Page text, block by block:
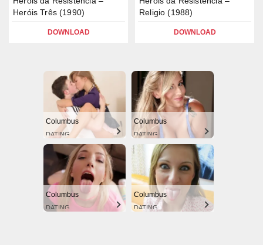
Heróis Três (1990)
DOWNLOAD
Religio (1988)
DOWNLOAD
Columbus
DATING
Columbus
DATING
Columbus
DATING
Columbus
DATING